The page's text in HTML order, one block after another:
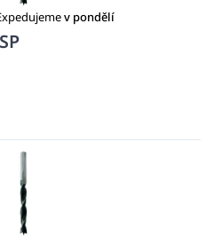
v pondělí